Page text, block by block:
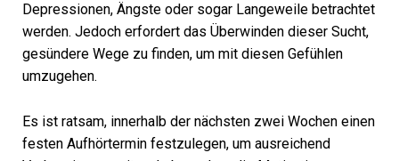
Depressionen, Ängste oder sogar Langeweile betrachtet
werden. Jedoch erfordert das Überwinden dieser Sucht,
gesündere Wege zu finden, um mit diesen Gefühlen
umzugehen.
Es ist ratsam, innerhalb der nächsten zwei Wochen einen
festen Aufhörtermin festzulegen, um ausreichend